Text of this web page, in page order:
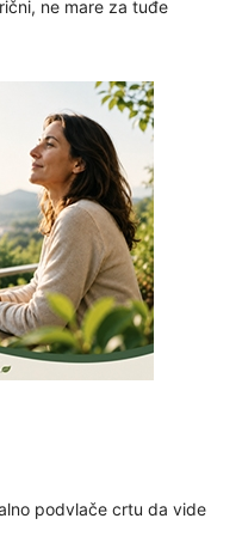
ne mare za tuđe
podvlače crtu da vide